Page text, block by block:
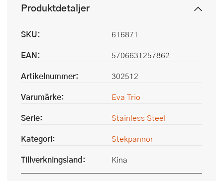
Produktdetaljer
SKU:
616871
EAN:
5706631257862
Artikelnummer:
302512
Varumärke:
Eva Trio
Serie:
Stainless Steel
Kategori:
Stekpannor
Tillverkningsland:
Kina